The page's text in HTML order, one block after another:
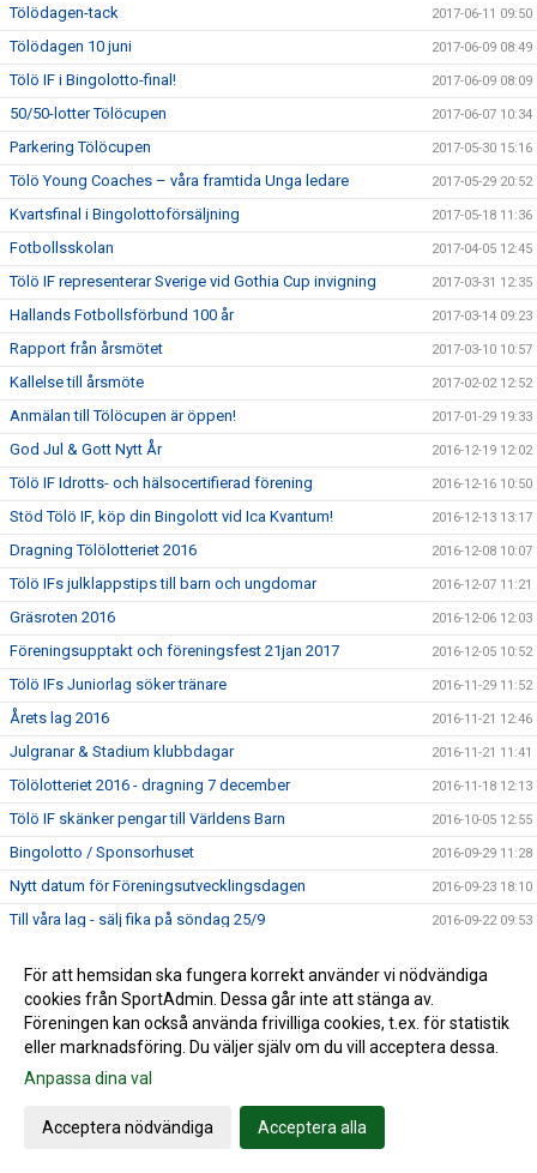
Tölödagen-tack 2017-06-11 09:50
Tölödagen 10 juni 2017-06-09 08:49
Tölö IF i Bingolotto-final! 2017-06-09 08:09
50/50-lotter Tölöcupen 2017-06-07 10:34
Parkering Tölöcupen 2017-05-30 15:16
Tölö Young Coaches – våra framtida Unga ledare 2017-05-29 20:52
Kvartsfinal i Bingolottoförsäljning 2017-05-18 11:36
Fotbollsskolan 2017-04-05 12:45
Tölö IF representerar Sverige vid Gothia Cup invigning 2017-03-31 12:35
Hallands Fotbollsförbund 100 år 2017-03-14 09:23
Rapport från årsmötet 2017-03-10 10:57
Kallelse till årsmöte 2017-02-02 12:52
Anmälan till Tölöcupen är öppen! 2017-01-29 19:33
God Jul & Gott Nytt År 2016-12-19 12:02
Tölö IF Idrotts- och hälsocertifierad förening 2016-12-16 10:50
Stöd Tölö IF, köp din Bingolott vid Ica Kvantum! 2016-12-13 13:17
Dragning Tölölotteriet 2016 2016-12-08 10:07
Tölö IFs julklappstips till barn och ungdomar 2016-12-07 11:21
Gräsroten 2016 2016-12-06 12:03
Föreningsupptakt och föreningsfest 21jan 2017 2016-12-05 10:52
Tölö IFs Juniorlag söker tränare 2016-11-29 11:52
Årets lag 2016 2016-11-21 12:46
Julgranar & Stadium klubbdagar 2016-11-21 11:41
Tölölotteriet 2016 - dragning 7 december 2016-11-18 12:13
Tölö IF skänker pengar till Världens Barn 2016-10-05 12:55
Bingolotto / Sponsorhuset 2016-09-29 11:28
Nytt datum för Föreningsutvecklingsdagen 2016-09-23 18:10
Till våra lag - sälj fika på söndag 25/9 2016-09-22 09:53
Resultat Kungsbacka Femman 2016 2016-09-04 21:17
Pristagare i Klasskampen 2016 2016-09-03 20:24
Resultat Kungsbacka Femman 3/9 2016-09-03 20:21
Slutspel Kungsbacka femman 4/9
Bingolottopremiär 28 augusti!
För att hemsidan ska fungera korrekt använder vi nödvändiga
cookies från SportAdmin. Dessa går inte att stänga av.
Föreningen kan också använda frivilliga cookies, t.ex. för statistik
eller marknadsföring. Du väljer själv om du vill acceptera dessa.
Anpassa dina val
Acceptera nödvändiga Acceptera alla